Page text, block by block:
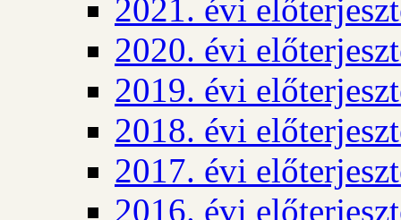
2021. évi
2020. évi
2019. évi
2018. évi
2017. évi
2016. évi